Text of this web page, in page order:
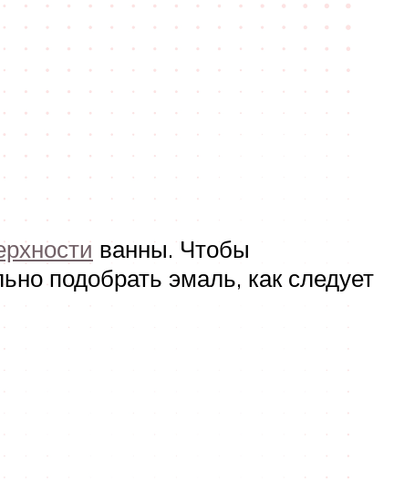
ванны. Чтобы
подобрать эмаль, как следует